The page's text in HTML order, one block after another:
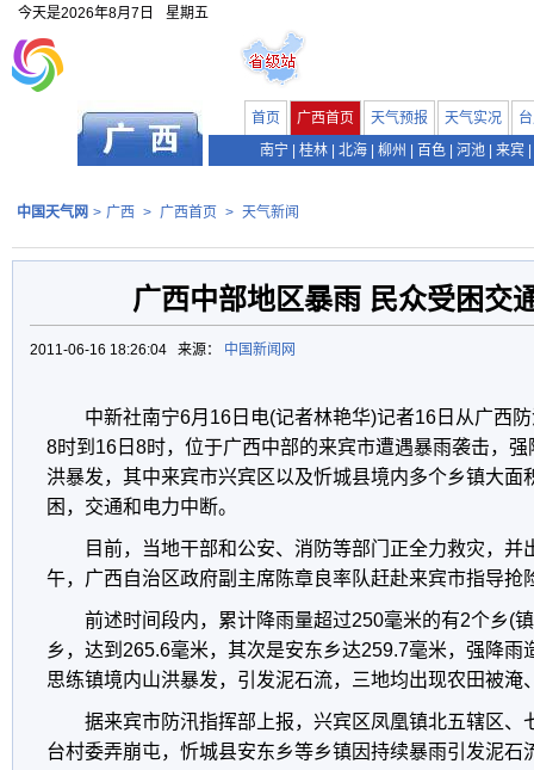
今天是2026年8月7日 星期五
首页 广西首页 天气预报 天气实况
南宁
桂林 北海 柳州 百色 河池 来宾
中国天气网 > 广西 > 广西首页 > 天气新闻
广西中部地区暴雨 民众受困交
2011-06-16 18:26:04 来源： 中国新闻网
中新社南宁6月16日电(记者林艳华)记者16日从广西
8时到16日8时，位于广西中部的来宾市遭遇暴雨袭击，
洪暴发，其中来宾市兴宾区以及忻城县境内多个乡镇大面
困，交通和电力中断。
目前，当地干部和公安、消防等部门正全力救灾，并
午，广西自治区政府副主席陈章良率队赶赴来宾市指导抢
前述时间段内，累计降雨量超过250毫米的有2个乡(
乡，达到265.6毫米，其次是安东乡达259.7毫米，强降雨
思练镇境内山洪暴发，引发泥石流，三地均出现农田被淹
据来宾市防汛指挥部上报，兴宾区凤凰镇北五辖区、
台村委弄崩屯，忻城县安东乡等乡镇因持续暴雨引发泥石